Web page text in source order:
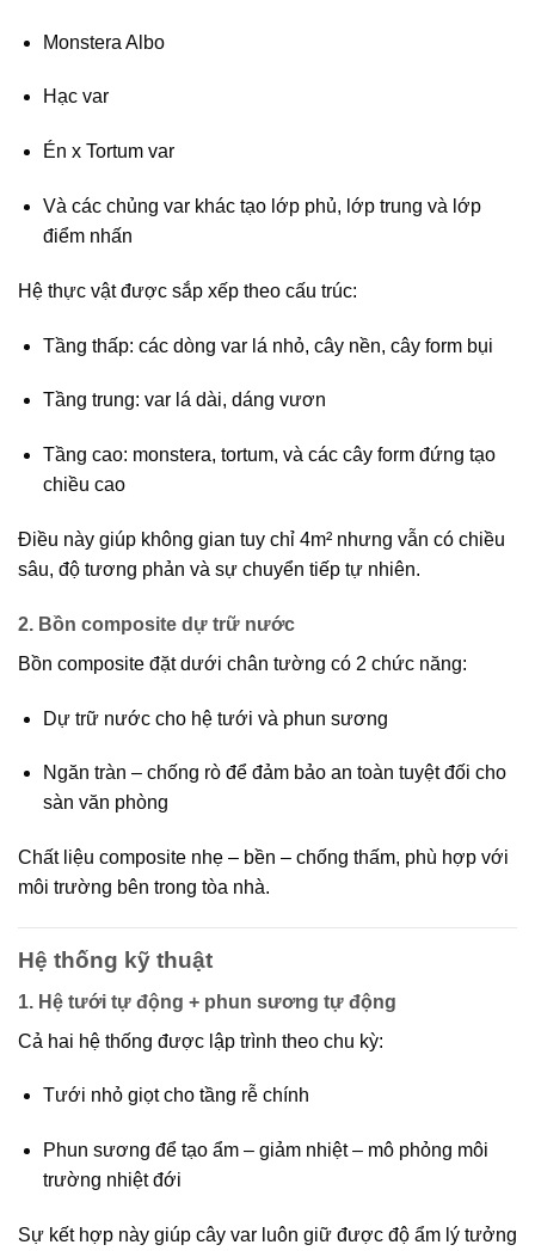
Monstera Albo
Hạc var
Én x Tortum var
Và các chủng var khác tạo lớp phủ, lớp trung và lớp
điểm nhấn
Hệ thực vật được sắp xếp theo cấu trúc:
Tầng thấp: các dòng var lá nhỏ, cây nền, cây form bụi
Tầng trung: var lá dài, dáng vươn
Tầng cao: monstera, tortum, và các cây form đứng tạo
chiều cao
Điều này giúp không gian tuy chỉ 4m² nhưng vẫn có chiều
sâu, độ tương phản và sự chuyển tiếp tự nhiên.
2. Bồn composite dự trữ nước
Bồn composite đặt dưới chân tường có 2 chức năng:
Dự trữ nướccho hệ tưới và phun sương
Ngăn tràn – chống ròđể đảm bảo an toàn tuyệt đối cho
sàn văn phòng
Chất liệu composite nhẹ – bền – chống thấm, phù hợp với
môi trường bên trong tòa nhà.
Hệ thống kỹ thuật
1. Hệ tưới tự động + phun sương tự động
Cả hai hệ thống được lập trình theo chu kỳ:
Tưới nhỏ giọt cho tầng rễ chính
Phun sương để tạo ẩm – giảm nhiệt – mô phỏng môi
trường nhiệt đới
Sự kết hợp này giúp cây var luôn giữ được độ ẩm lý tưởng